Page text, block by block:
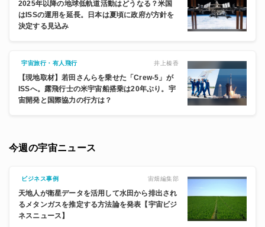
2025年以降の地球低軌道活動はどうなる？米国
はISSの運用を延長。日本は夏頃に政府が方針を
決定する見込み
宇宙旅行・有人飛行 井上榛香
【現地取材】若田さんらを乗せた「Crew-5」が
ISSへ。露飛行士の米宇宙船搭乗は20年ぶり。宇
宙開発と国際協力の行方は？
今週の宇宙ニュース
ビジネス事例 宙畑編集部
天地人が衛星データを活用して水田から排出され
るメタンガスを推定する方法論を発表【宇宙ビジ
ネスニュース】